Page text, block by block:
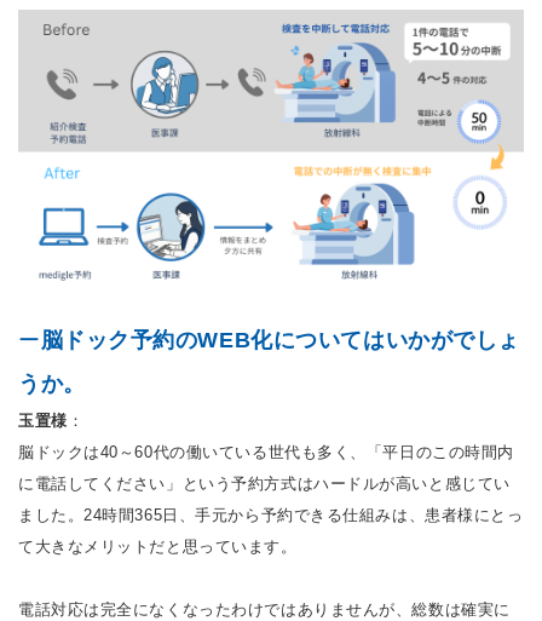
ー脳ドック予約のWEB化についてはいかがでしょ
うか。
玉置様 ：
脳ドックは40～60代の働いている世代も多く、「平日のこの時間内
に電話してください」という予約方式はハードルが高いと感じてい
ました。24時間365日、手元から予約できる仕組みは、患者様にとっ
て大きなメリットだと思っています。
電話対応は完全になくなったわけではありませんが、総数は確実に